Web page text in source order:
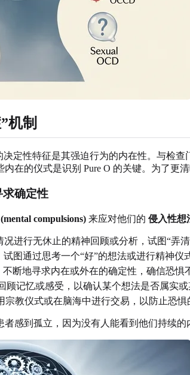
机制
决定性特征是其强迫行为的内在性。与检
在的仪式是识别 Pure O 的关键。为了更
求确定性
compulsions) 来应对他们的 侵入性想
况进行无休止的精神回顾或分析，试图“弄
试图通过思考一个“好”的想法或进行精神仪
不断地寻求内在或外在的确定性，确信恐
顾记忆或感受，以确认某个想法是否属实
宗教仪式或在脑海中进行交易，以防止恐惧
感到孤立，因为没有人能看到他们持续的